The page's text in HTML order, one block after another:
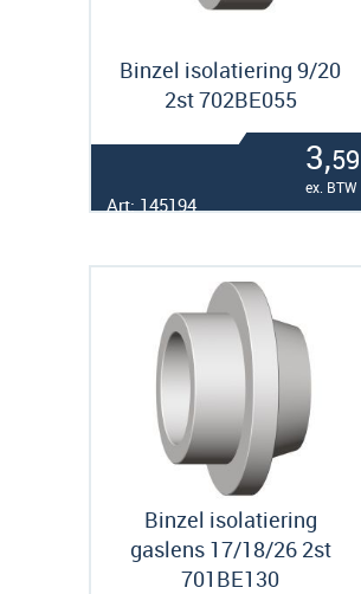
Binzel isolatiering 9/20
2st 702BE055
3,59
ex. BTW
Art: 145194
Binzel isolatiering
gaslens 17/18/26 2st
701BE130